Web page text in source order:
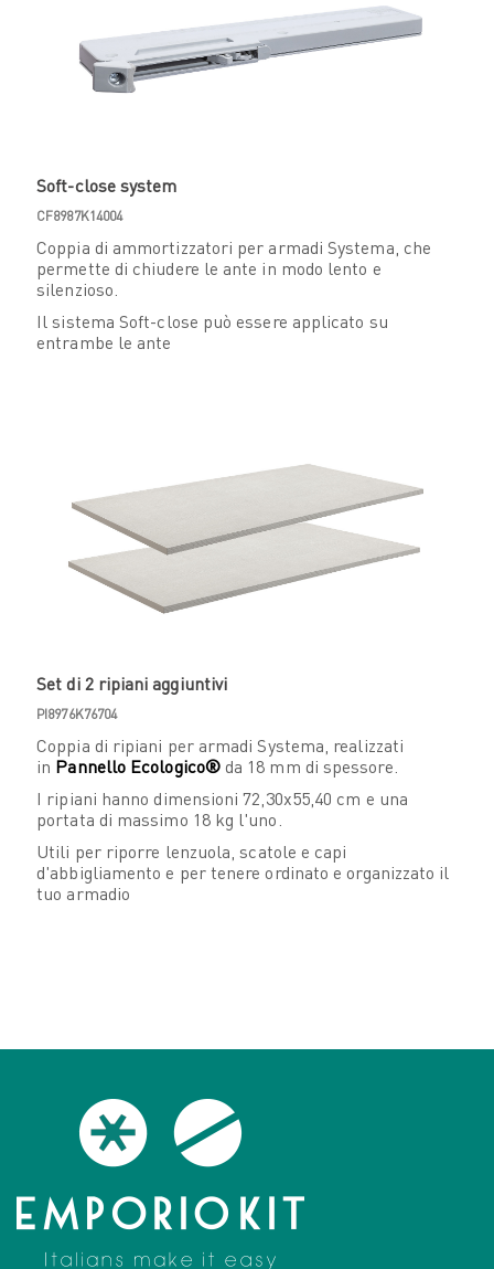
Soft-close system
CF8987K14004
Coppia di ammortizzatori per armadi Systema, che
permette di chiudere le ante in modo lento e
silenzioso.
Il sistema Soft-close può essere applicato su
entrambe le ante
Set di 2 ripiani aggiuntivi
PI8976K76704
Coppia di ripiani per armadi Systema, realizzati
in Pannello Ecologico®da 18 mm di spessore.
I ripiani hanno dimensioni 72,30x55,40 cm e una
portata di massimo 18 kg l'uno.
Utili per riporre lenzuola, scatole e capi
d'abbigliamento e per tenere ordinato e organizzato il
tuo armadio